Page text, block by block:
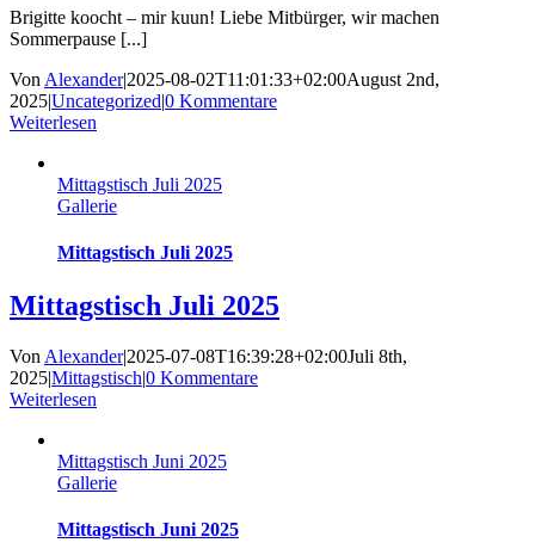
Brigitte koocht – mir kuun! Liebe Mitbürger, wir machen
Sommerpause [...]
Von Alexander|2025-08-02T11:01:33+02:00August 2nd,
2025|Uncategorized|0 Kommentare
Weiterlesen
Mittagstisch Juli 2025
Gallerie
Mittagstisch Juli 2025
Mittagstisch Juli 2025
Von Alexander|2025-07-08T16:39:28+02:00Juli 8th,
2025|Mittagstisch|0 Kommentare
Weiterlesen
Mittagstisch Juni 2025
Gallerie
Mittagstisch Juni 2025